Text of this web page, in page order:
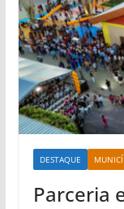
DESTAQUE
Parceria